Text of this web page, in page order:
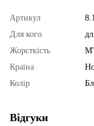
Артикул
Для кого
Жорсткість
Країна
Колір
Відгуки